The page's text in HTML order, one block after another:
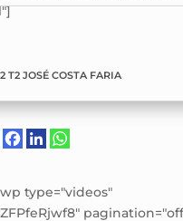
T2 JOSÉ COSTA FARIA
type="videos"